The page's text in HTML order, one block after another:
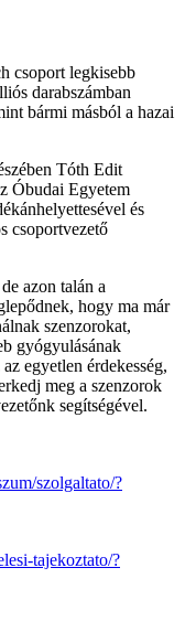
csoport legkisebb
darabszámban
bármi másból a hazai
Tóth Edit
Óbudai Egyetem
és
csoportvezető
azon talán a
hogy ma már
szenzorokat,
gyógyulásának
egyetlen érdekesség,
meg a szenzorok
segítségével.
szolgaltato/?
tajekoztato/?